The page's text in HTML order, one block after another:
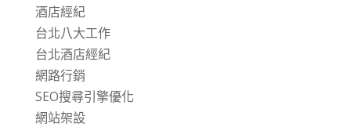
酒店經紀
台北八大工作
台北酒店經紀
網路行銷
SEO搜尋引擎優化
網站架設